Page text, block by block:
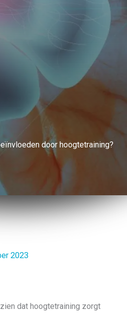
door hoogtetraining?
2023
dat hoogtetraining zorgt